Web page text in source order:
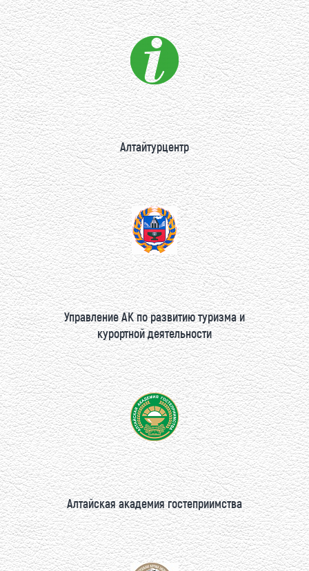
Алтайтурцентр
Управление АК по развитию туризма и
курортной деятельности
Алтайская академия гостеприимства